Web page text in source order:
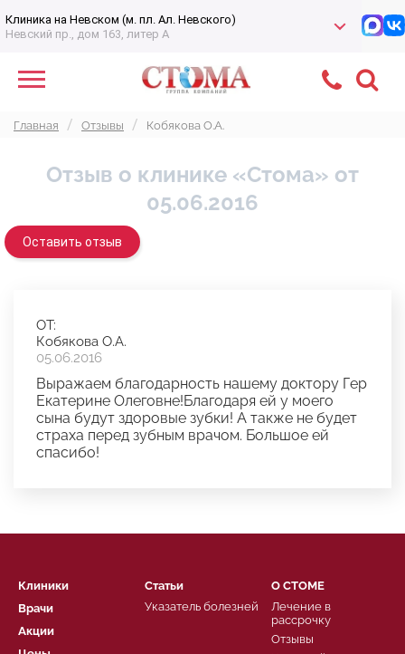
Клиника на Невском (м. пл. Ал. Невского)
Невский пр., дом 163, литер А
Главная Отзывы Кобякова О.А.
Отзыв о клинике «Стома» от
05.06.2016
Оставить отзыв
ОТ:
Кобякова О.А.
05.06.2016
Выражаем благодарность нашему доктору Гер
Екатерине Олеговне!Благодаря ей у моего
сына будут здоровые зубки! А также не будет
страха перед зубным врачом. Большое ей
спасибо!
Клиники
Врачи
Акции
О СТОМЕ
Лечение в
рассрочку
Отзывы
Статьи
Указатель болезней